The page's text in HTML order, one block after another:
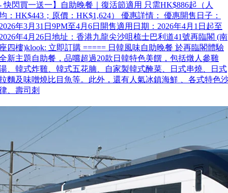
快閃買一送一】自助晚餐｜復活節適用 只需HK$886起（人
：HK$443；原價：HK$1,624） 優惠詳情： 優惠開售日子：
年3月31日9PM至4月6日開售適用日期：2026年4月1日起至
年4月26日地址：香港九龍尖沙咀梳士巴利道41號再臨閣 (南
四樓)klook: 立即訂購 ===== 日韓風味自助晚餐 於再臨閣體驗
新主題自助餐，品嚐超過20款日韓特色美饌，包括燉人參雞
、韓式炸雞、韓式五花腩、自家製韓式醃菜、日式串燒、日式
麵及味噌燒比目魚等。此外，還有人氣冰鎮海鮮 、各式特色
、壽司刺